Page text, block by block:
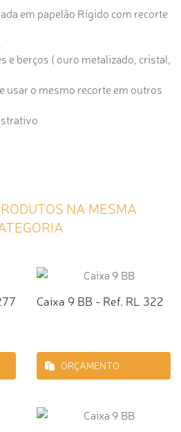
em papelão Rígido com recorte
e berços ( ouro metalizado, cristal,
usar o mesmo recorte em outros
NA MESMA
Caixa 9 BB - Ref. RL 322
ORÇAMENTO